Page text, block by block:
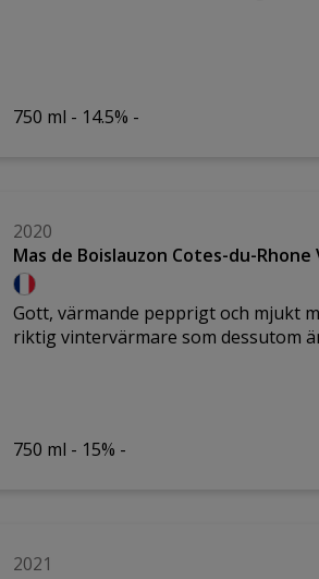
750 ml - 14.5% -
2020
Mas de Boislauzon Cotes-du-Rhone
Gott, värmande pepprigt och mjukt
riktig vintervärmare som dessutom
750 ml - 15% -
2021